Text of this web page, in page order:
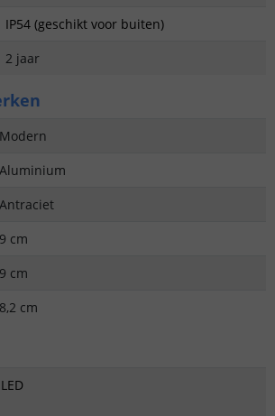
IP54 (geschikt voor buiten)
2 jaar
Modern
Aluminium
Antraciet
9 cm
9 cm
8,2 cm